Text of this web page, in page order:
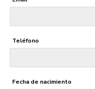
Teléfono
Fecha de nacimiento